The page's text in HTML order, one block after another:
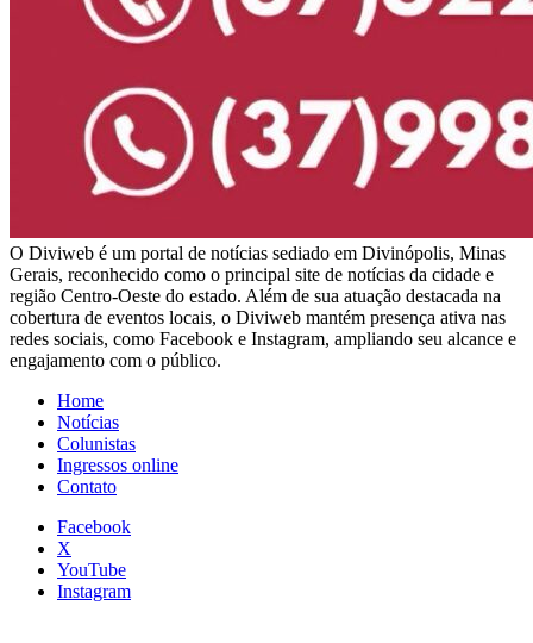
​O Diviweb é um portal de notícias sediado em Divinópolis, Minas
Gerais, reconhecido como o principal site de notícias da cidade e
região Centro-Oeste do estado. Além de sua atuação destacada na
cobertura de eventos locais, o Diviweb mantém presença ativa nas
redes sociais, como Facebook e Instagram, ampliando seu alcance e
engajamento com o público.
Home
Notícias
Colunistas
Ingressos online
Contato
Facebook
X
YouTube
Instagram